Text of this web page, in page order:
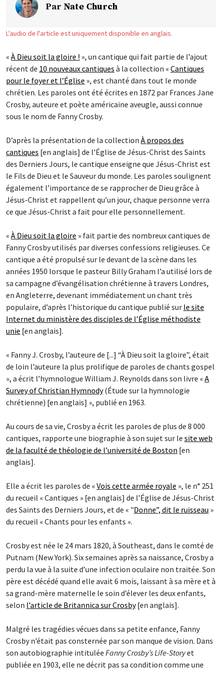
Par Nate Church
L'audio de l'article est uniquement disponible en anglais.
« À Dieu soit la gloire ! », un cantique qui fait partie de l’ajout
récent de 10 nouveaux cantiques à la collection « Cantiques
pour le foyer et l’Église », est chanté dans tout le monde
chrétien. Les paroles ont été écrites en 1872 par Frances Jane
Crosby, auteure et poète américaine aveugle, aussi connue
sous le nom de Fanny Crosby.
D’après la présentation de la collection À propos des
cantiques [en anglais] de l’Église de Jésus-Christ des Saints
des Derniers Jours, le cantique enseigne que Jésus-Christ est
le Fils de Dieu et le Sauveur du monde. Les paroles soulignent
également l’importance de se rapprocher de Dieu grâce à
Jésus-Christ et rappellent qu’un jour, chaque personne verra
ce que Jésus-Christ a fait pour elle personnellement.
« À Dieu soit la gloire » fait partie des nombreux cantiques de
Fanny Crosby utilisés par diverses confessions religieuses. Ce
cantique a été propulsé sur le devant de la scène dans les
années 1950 lorsque le pasteur Billy Graham l’a utilisé lors de
sa campagne d’évangélisation chrétienne à travers Londres,
en Angleterre, devenant immédiatement un chant très
populaire, d’après l’historique du cantique publié sur le site
Internet du ministère des disciples de l’Église méthodiste
unie [en anglais].
« Fanny J. Crosby, l’auteure de [...] “À Dieu soit la gloire”, était
de loin l’auteure la plus prolifique de paroles de chants gospel
», a écrit l’hymnologue William J. Reynolds dans son livre « A
Survey of Christian Hymnody(Étude sur la hymnologie
chrétienne) [en anglais] », publié en 1963.
Au cours de sa vie, Crosby a écrit les paroles de plus de 8 000
cantiques, rapporte une biographie à son sujet sur le site web
de la faculté de théologie de l’université de Boston [en
anglais].
Elle a écrit les paroles de « Vois cette armée royale », le n° 251
du recueil « Cantiques » [en anglais] de l’Église de Jésus-Christ
des Saints des Derniers Jours, et de « "Donne”, dit le ruisseau »
du recueil « Chants pour les enfants ».
Crosby est née le 24 mars 1820, à Southeast, dans le comté de
Putnam (New York). Six semaines après sa naissance, Crosby a
perdu la vue à la suite d’une infection oculaire non traitée. Son
père est décédé quand elle avait 6 mois, laissant à sa mère et à
sa grand-mère maternelle le soin d’élever les deux enfants,
selon l’article de Britannica sur Crosby[en anglais].
Malgré les tragédies vécues dans sa petite enfance, Fanny
Crosby n’était pas consternée par son manque de vision. Dans
son autobiographie intitulée Fanny Crosby’s Life-Storyet
publiée en 1903, elle ne décrit pas sa condition comme une